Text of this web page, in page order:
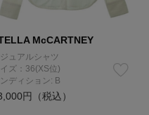
McCARTNEY
ュアルシャツ
ズ：36(XS位)
ディション: B
円（税込）